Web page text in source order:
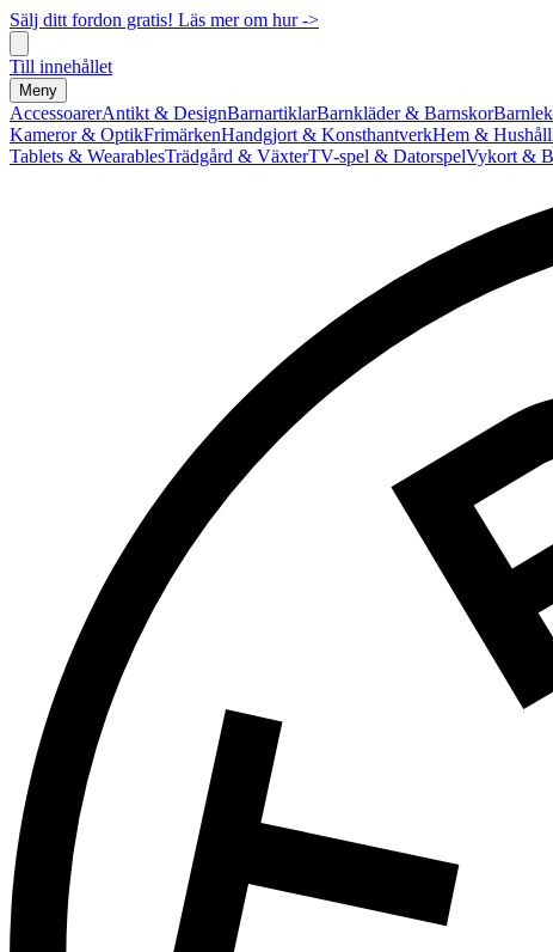
Sälj ditt fordon gratis! Läs mer om hur ->
Till innehållet
Meny
AccessoarerAntikt & DesignBarnartiklarBarnkläder & Barnskor
Kameror & OptikFrimärkenHandgjort & KonsthantverkHem & Hushåll
Tablets & WearablesTrädgård & VäxterTV-spel & DatorspelVykort &